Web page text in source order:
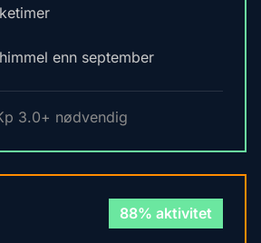
enn september
3.0+ nødvendig
88% aktivitet